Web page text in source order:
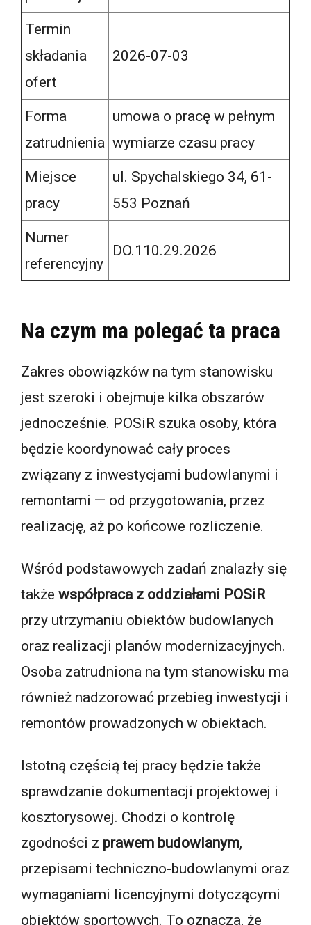
Termin
składania
ofert
2026-07-03
Forma
zatrudnienia
umowa o pracę w pełnym
wymiarze czasu pracy
Miejsce
pracy
ul. Spychalskiego 34, 61-
553 Poznań
Numer
referencyjny
DO.110.29.2026
Na czym ma polegać ta praca
Zakres obowiązków na tym stanowisku
jest szeroki i obejmuje kilka obszarów
jednocześnie. POSiR szuka osoby, która
będzie koordynować cały proces
związany z inwestycjami budowlanymi i
remontami — od przygotowania, przez
realizację, aż po końcowe rozliczenie.
Wśród podstawowych zadań znalazły się
także współpraca z oddziałami POSiR
przy utrzymaniu obiektów budowlanych
oraz realizacji planów modernizacyjnych.
Osoba zatrudniona na tym stanowisku ma
również nadzorować przebieg inwestycji i
remontów prowadzonych w obiektach.
Istotną częścią tej pracy będzie także
sprawdzanie dokumentacji projektowej i
kosztorysowej. Chodzi o kontrolę
zgodności z prawem budowlanym,
przepisami techniczno-budowlanymi oraz
wymaganiami licencyjnymi dotyczącymi
obiektów sportowych. To oznacza, że